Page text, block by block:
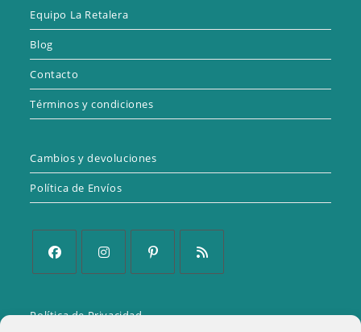
Equipo La Retalera
Blog
Contacto
Términos y condiciones
Cambios y devoluciones
Política de Envíos
Política de Privacidad